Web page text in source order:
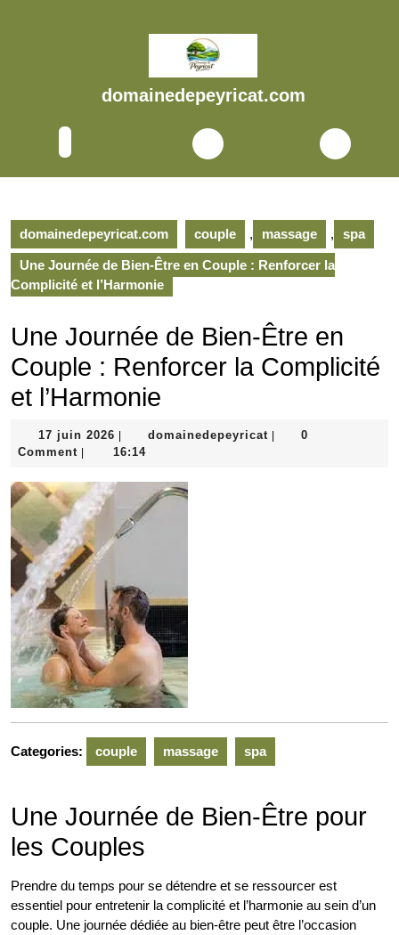
domainedepeyricat.com
domainedepeyricat.com couple , massage , spa
Une Journée de Bien-Être en Couple : Renforcer la
Complicité et l’Harmonie
Une Journée de Bien-Être en
Couple : Renforcer la Complicité
et l’Harmonie
17 juin 2026 17
juin
| domainedepeyricat domainedepeyricat
|
0
Comment | 16:14
Categories: couple massage spa
Une Journée de Bien-Être pour
les Couples
Prendre du temps pour se détendre et se ressourcer est
essentiel pour entretenir la complicité et l’harmonie au sein d’un
couple. Une journée dédiée au bien-être peut être l’occasion